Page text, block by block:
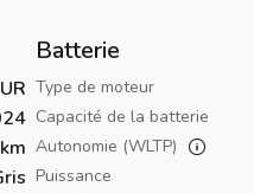
Batterie
Type de moteur
Capacité de la batterie
Autonomie (WLTP)
Puissance